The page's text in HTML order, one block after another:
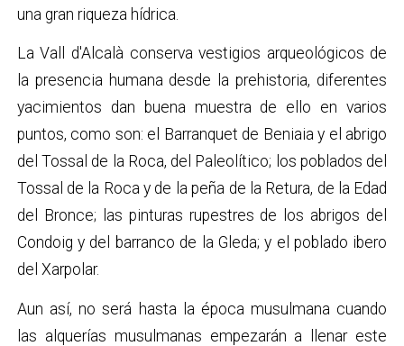
una gran riqueza hídrica.
La Vall d'Alcalà conserva vestigios arqueológicos de
la presencia humana desde la prehistoria, diferentes
yacimientos dan buena muestra de ello en varios
puntos, como son: el Barranquet de Beniaia y el abrigo
del Tossal de la Roca, del Paleolítico; los poblados del
Tossal de la Roca y de la peña de la Retura, de la Edad
del Bronce; las pinturas rupestres de los abrigos del
Condoig y del barranco de la Gleda; y el poblado ibero
del Xarpolar.
Aun así, no será hasta la época musulmana cuando
las alquerías musulmanas empezarán a llenar este